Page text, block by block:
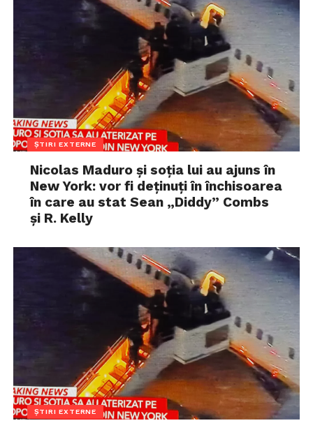
ȘTIRI EXTERNE
Nicolas Maduro și soția lui au ajuns în
New York: vor fi deținuți în închisoarea
în care au stat Sean „Diddy” Combs
și R. Kelly
ȘTIRI EXTERNE